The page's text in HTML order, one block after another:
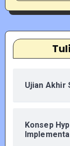
Ujian Akhir
Konsep